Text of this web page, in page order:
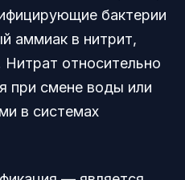
бактерии
аммиак в нитрит,
Нитрат относительно
при смене воды или
в системах